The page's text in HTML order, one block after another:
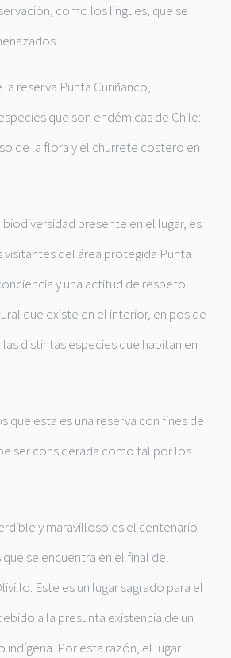
como los lingues, que se
reserva Punta Curiñanco,
que son endémicas de Chile:
de la flora y el churrete costero en
biodiversidad presente en el lugar, es
del área protegida Punta
y una actitud de respeto
que existe en el interior, en pos de
distintas especies que habitan en
que esta es una reserva con fines de
ser considerada como tal por los
y maravilloso es el centenario
se encuentra en el final del
Este es un lugar sagrado para el
a la presunta existencia de un
Por esta razón, el lugar